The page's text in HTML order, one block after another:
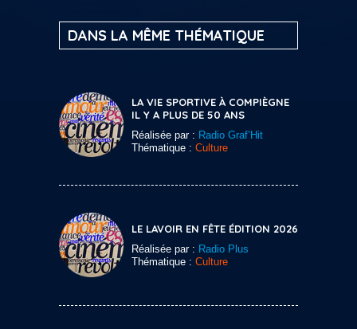
DANS LA MÊME THÉMATIQUE
LA VIE SPORTIVE À COMPIÈGNE
IL Y A PLUS DE 50 ANS
Réalisée par : Radio Graf’Hit
Thématique : Culture
LE LAVOIR EN FÊTE ÉDITION 2026
Réalisée par : Radio Plus
Thématique : Culture